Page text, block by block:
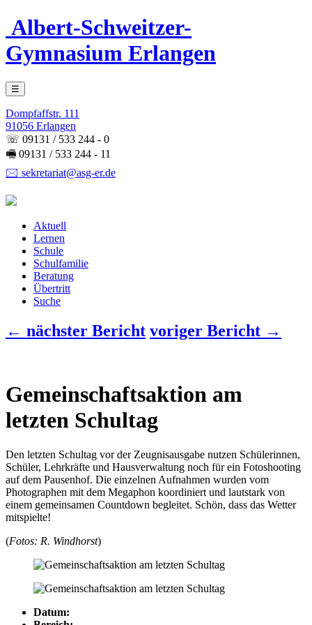
Albert-Schweitzer-
Gymnasium Erlangen
☰
Dompfaffstr. 111
91056 Erlangen
☏ 09131 / 533 244 - 0
🖷 09131 / 533 244 - 11
🖂 sekretariat@asg-er.de
Aktuell
Lernen
Schule
Schulfamilie
Beratung
Übertritt
Suche
← nächster Bericht voriger Bericht →
Gemeinschaftsaktion am
letzten Schultag
Den letzten Schultag vor der Zeugnisausgabe nutzen Schülerinnen,
Schüler, Lehrkräfte und Hausverwaltung noch für ein Fotoshooting
auf dem Pausenhof. Die einzelnen Aufnahmen wurden vom
Photographen mit dem Megaphon koordiniert und lautstark von
einem gemeinsamen Countdown begleitet. Schön, dass das Wetter
mitspielte!
(Fotos: R. Windhorst)
Datum: